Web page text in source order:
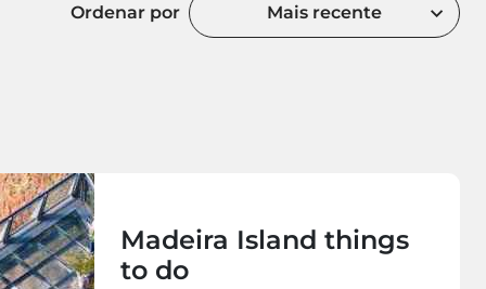
Ordenar por Mais recente
Madeira Island things
to do